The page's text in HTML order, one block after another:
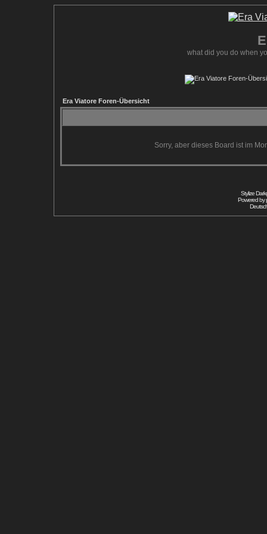
what did you do when
Era Viatore Foren-Übersicht
Sorry, aber dieses Board ist im
Stylize
Powered by